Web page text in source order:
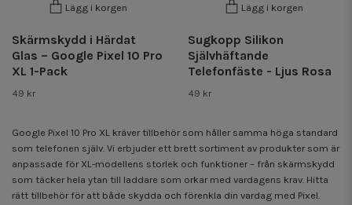
Lägg i korgen
Skärmskydd i Härdat
Glas – Google Pixel 10 Pro
XL 1-Pack
49 kr
Lägg i korgen
Sugkopp Silikon
Självhäftande
Telefonfäste - Ljus Rosa
49 kr
Google Pixel 10 Pro XL kräver tillbehör som håller samma höga standard
som telefonen själv. Vi erbjuder ett brett sortiment av produkter som är
anpassade för XL-modellens storlek och funktioner – från skärmskydd
som täcker hela ytan till laddare som orkar med vardagens krav. Hitta
rätt tillbehör för att både skydda och förenkla din vardag med Pixel.